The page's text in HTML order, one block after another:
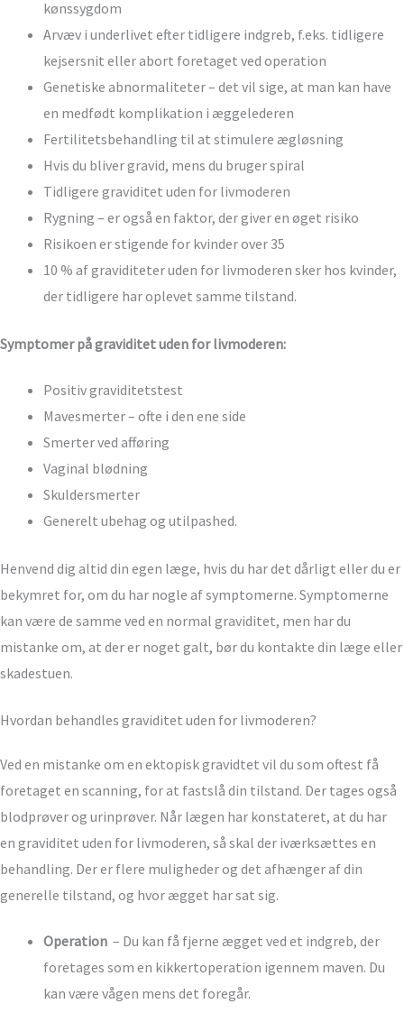
kønssygdom
Arvæv i underlivet efter tidligere indgreb, f.eks. tidligere
kejsersnit eller abort foretaget ved operation
Genetiske abnormaliteter – det vil sige, at man kan have
en medfødt komplikation i æggelederen
Fertilitetsbehandling til at stimulere ægløsning
Hvis du bliver gravid, mens du bruger spiral
Tidligere graviditet uden for livmoderen
Rygning – er også en faktor, der giver en øget risiko
Risikoen er stigende for kvinder over 35
10 % af graviditeter uden for livmoderen sker hos kvinder,
der tidligere har oplevet samme tilstand.
Symptomer på graviditet uden for livmoderen:
Positiv graviditetstest
Mavesmerter – ofte i den ene side
Smerter ved afføring
Vaginal blødning
Skuldersmerter
Generelt ubehag og utilpashed.
Henvend dig altid din egen læge, hvis du har det dårligt eller du er
bekymret for, om du har nogle af symptomerne. Symptomerne
kan være de samme ved en normal graviditet, men har du
mistanke om, at der er noget galt, bør du kontakte din læge eller
skadestuen.
Hvordan behandles graviditet uden for livmoderen?
Ved en mistanke om en ektopisk gravidtet vil du som oftest få
foretaget en scanning, for at fastslå din tilstand. Der tages også
blodprøver og urinprøver. Når lægen har konstateret, at du har
en graviditet uden for livmoderen, så skal der iværksættes en
behandling. Der er flere muligheder og det afhænger af din
generelle tilstand, og hvor ægget har sat sig.
Operation – Du kan få fjerne ægget ved et indgreb, der
foretages som en kikkertoperation igennem maven. Du
kan være vågen mens det foregår.